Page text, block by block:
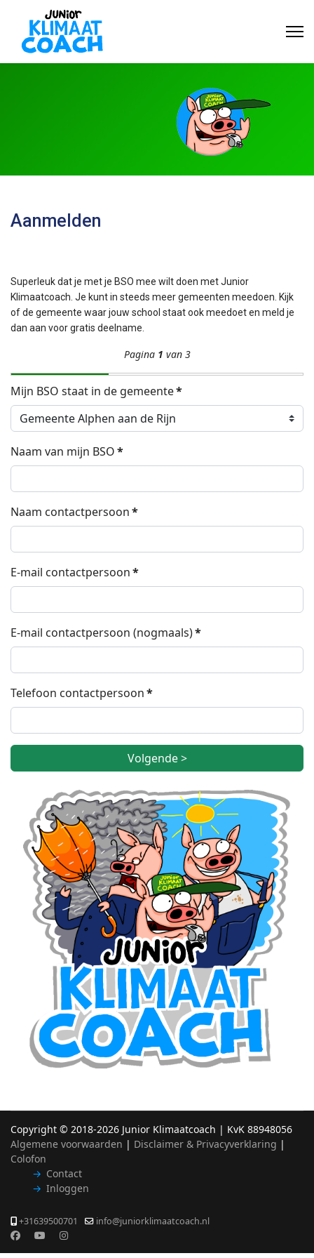
Aanmelden
Superleuk dat je met je BSO mee wilt doen met Junior
Klimaatcoach. Je kunt in steeds meer gemeenten meedoen. Kijk
of de gemeente waar jouw school staat ook meedoet en meld je
dan aan voor gratis deelname.
Pagina 1 van 3
Mijn BSO staat in de gemeente*
Naam van mijn BSO*
Naam contactpersoon*
E-mail contactpersoon*
E-mail contactpersoon (nogmaals)*
Telefoon contactpersoon*
Volgende >
Copyright © 2018-2026 Junior Klimaatcoach | KvK 88948056
Algemene voorwaarden | Disclaimer & Privacyverklaring |
Colofon
Contact
Inloggen
+31639500701 info@juniorklimaatcoach.nl